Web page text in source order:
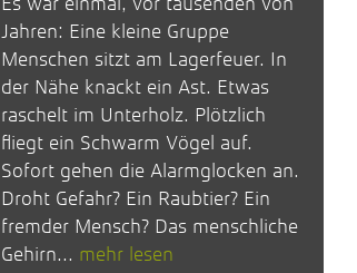
Jahren: Eine kleine Gruppe
Menschen sitzt am Lagerfeuer. In
der Nähe knackt ein Ast. Etwas
raschelt im Unterholz. Plötzlich
fliegt ein Schwarm Vögel auf.
Sofort gehen die Alarmglocken an.
Droht Gefahr? Ein Raubtier? Ein
fremder Mensch? Das menschliche
Gehirn... mehr lesen